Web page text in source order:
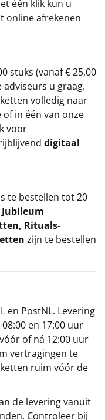
één klik kun u
online afrekenen
stuks (vanaf € 25,00
adviseurs u graag.
volledig naar
in één van onze
voor
digitaal
te bestellen tot 20
Jubileum
, Rituals-
zijn te bestellen
en PostNL. Levering
en 17:00 uur
of ná 12:00 uur
vertragingen te
ruim vóór de
de levering vanuit
Controleer bij